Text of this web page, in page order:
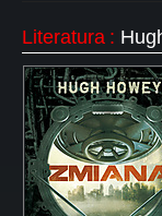
Literatura :